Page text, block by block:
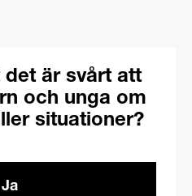
det är svårt att
och unga om
situationer?
Ja